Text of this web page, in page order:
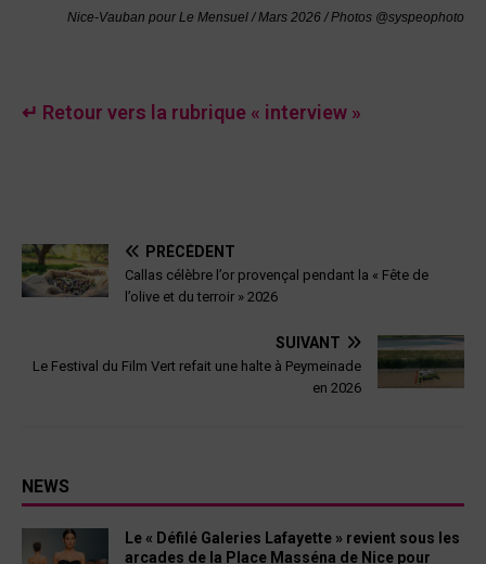
Nice-Vauban pour Le Mensuel / Mars 2026 / Photos @syspeophoto
↵ Retour vers la rubrique « interview »
PRÉCÉDENT
Callas célèbre l’or provençal pendant la « Fête de
l’olive et du terroir » 2026
SUIVANT
Le Festival du Film Vert refait une halte à Peymeinade
en 2026
NEWS
Le « Défilé Galeries Lafayette » revient sous les
arcades de la Place Masséna de Nice pour